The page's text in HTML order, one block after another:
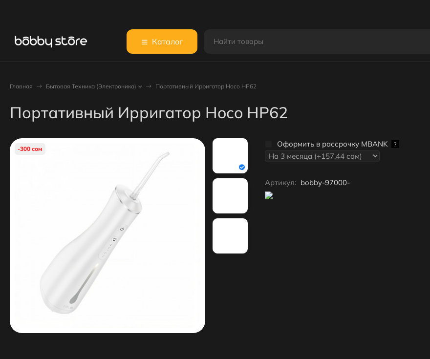
Каталог
Главная Бытовая Техника (Электроника) Портативный Ирригатор Hoco HP62
Портативный Ирригатор Hoco HP62
-300 сом
Оформить в рассрочку MBANK ?
Артикул: bobby-97000-